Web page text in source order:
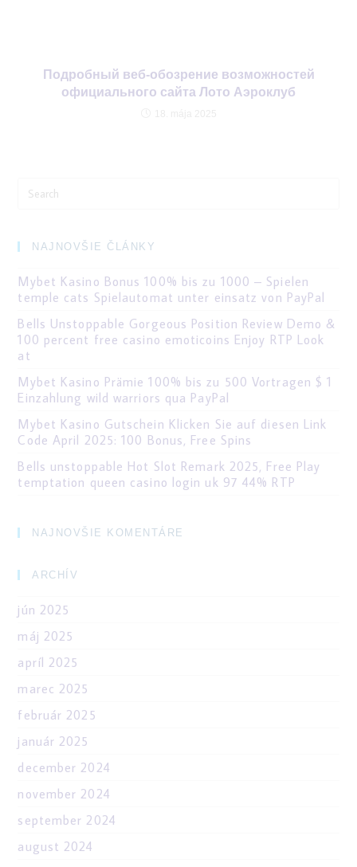
Подробный веб-обозрение возможностей
официального сайта Лото Аэроклуб
Search
for:
NAJNOVŠIE ČLÁNKY
Mybet Kasino Bonus 100% bis zu 1000 – Spielen
temple cats Spielautomat unter einsatz von PayPal
Bells Unstoppable Gorgeous Position Review Demo &
100 percent free casino emoticoins Enjoy RTP Look
at
Mybet Kasino Prämie 100% bis zu 500 Vortragen $ 1
Einzahlung wild warriors qua PayPal
Mybet Kasino Gutschein Klicken Sie auf diesen Link
Code April 2025: 100 Bonus, Free Spins
Bells unstoppable Hot Slot Remark 2025, Free Play
temptation queen casino login uk 97 44% RTP
NAJNOVŠIE KOMENTÁRE
ARCHÍV
jún 2025
máj 2025
apríl 2025
marec 2025
február 2025
január 2025
december 2024
november 2024
september 2024
august 2024